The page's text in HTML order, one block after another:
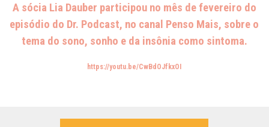
A sócia Lia Dauber participou no mês de fevereiro do
episódio do Dr. Podcast, no canal Penso Mais, sobre o
tema do sono, sonho e da insônia como sintoma.
https://youtu.be/CwBdOJfkxOI